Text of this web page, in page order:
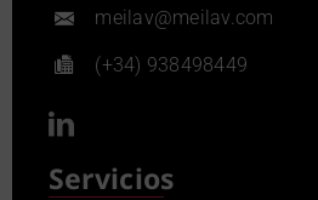
meilav@meilav.com
(+34) 938498449
Servicios